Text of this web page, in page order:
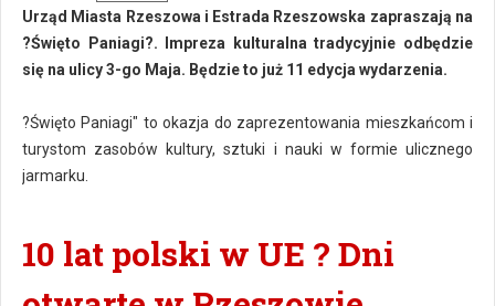
Urząd Miasta Rzeszowa i Estrada Rzeszowska zapraszają na
?Święto Paniagi?. Impreza kulturalna tradycyjnie odbędzie
się na ulicy 3-go Maja. Będzie to już 11 edycja wydarzenia.
?Święto Paniagi" to okazja do zaprezentowania mieszkańcom i
turystom zasobów kultury, sztuki i nauki w formie ulicznego
jarmarku.
10 lat polski w UE ? Dni